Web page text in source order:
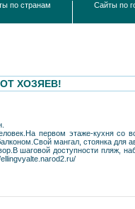
по странам Сайты по
ХОЗЯЕВ!
первом этаже-кухня со
мангал, стоянка для
шаговой доступности пляж,